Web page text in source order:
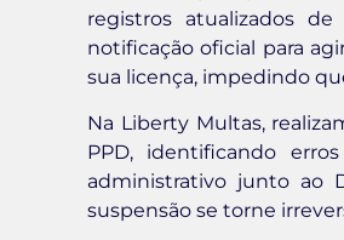
registros atualizados
notificação oficial para
sua licença, impedindo
Na Liberty Multas,
PPD, identificando
administrativo junto ao
suspensão se torne